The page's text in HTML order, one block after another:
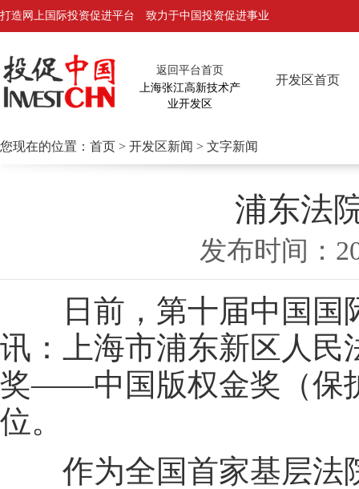
打造网上国际投资促进平台 致力于中国投资促进事业
返回平台首页
上海张江高新技术产
业开发区
开发区首页
您现在的位置： 首页 > 开发区新闻 > 文字新闻
浦东法
发布时间
日前，第十届中国国际
讯：上海市浦东新区人民
奖——中国版权金奖（保
位。
作为全国首家基层法院